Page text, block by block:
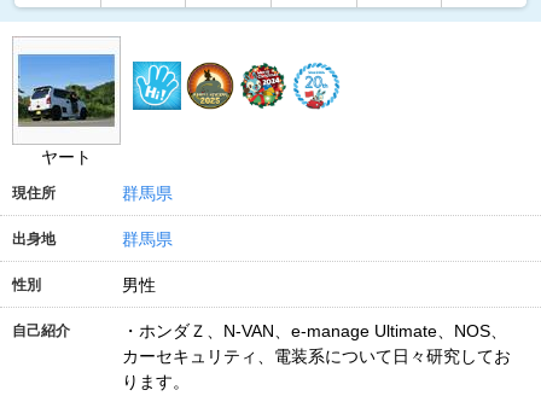
ヤート
現住所 群馬県
出身地 群馬県
性別 男性
自己紹介
・ホンダＺ、N-VAN、e-manage Ultimate、NOS、
カーセキュリティ、電装系について日々研究してお
ります。